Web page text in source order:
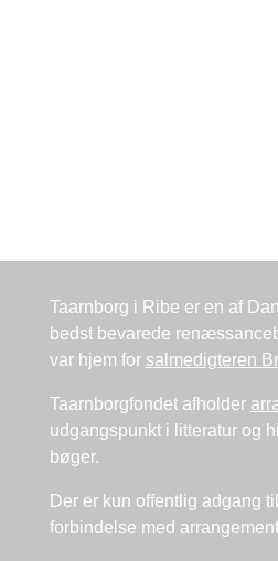
Taarnborg i Ribe er en af
bedst bevarede
var hjem for salmedigteren
Taarnborgfondet afholder
udgangspunkt i litteratur og
bøger.
Der er kun offentlig adgang
forbindelse med